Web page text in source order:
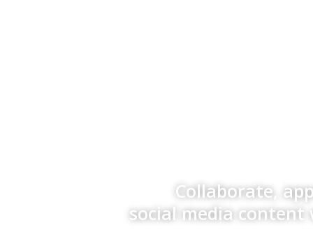
Collaborate,
social media